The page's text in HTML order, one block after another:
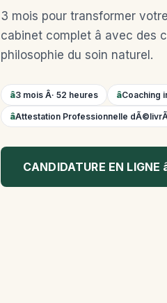
3 mois pour transformer
cabinet complet â avec
philosophie du soin naturel.
3 mois Â· 52 heures Coaching
Attestation Professionnelle
CANDIDATURE EN LIGNE